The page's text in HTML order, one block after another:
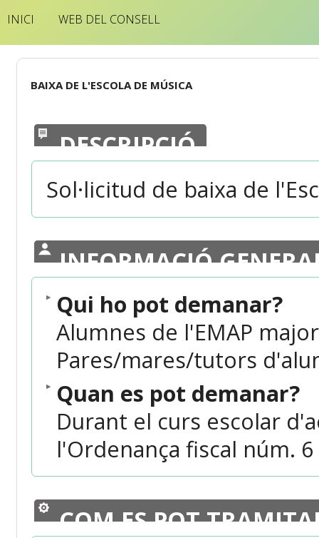
INICI WEB DEL CONSELL
BAIXA DE L'ESCOLA DE MÚSICA
DESCRIPCIÓ
Sol·licitud de baixa de
INFORMACIÓ
Qui ho pot demanar?
Alumnes de l'EMAP
Pares/mares/tutors
Quan es pot demanar?
Durant el curs escolar
l'Ordenança fiscal núm. 6
COM ES POT